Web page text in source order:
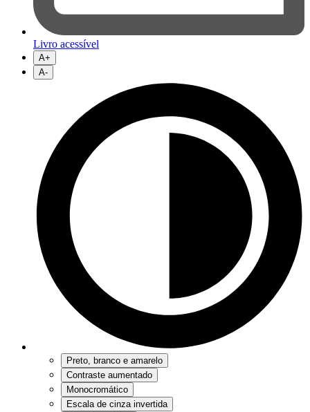
Livro acessível
A+
A-
Preto, branco e amarelo
Contraste aumentado
Monocromático
Escala de cinza invertida